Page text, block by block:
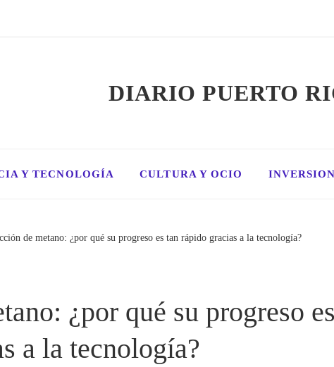
DIARIO PUERTO
Y TECNOLOGÍA CULTURA Y OCIO
de metano: ¿por qué su progreso es tan rápido gracias a la tecnología?
¿por qué su progreso es
a la tecnología?